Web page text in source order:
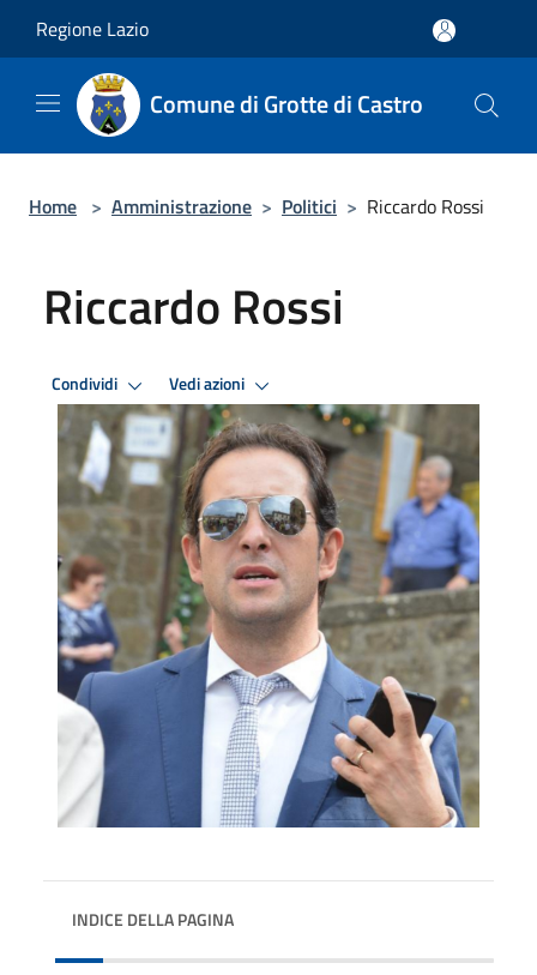
Regione Lazio
Comune di Grotte di Castro
Home > Amministrazione > Politici > Riccardo Rossi
Riccardo Rossi
Condividi Vedi azioni
INDICE DELLA PAGINA